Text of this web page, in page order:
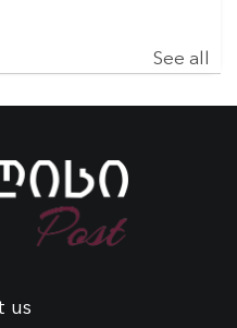
See all
us